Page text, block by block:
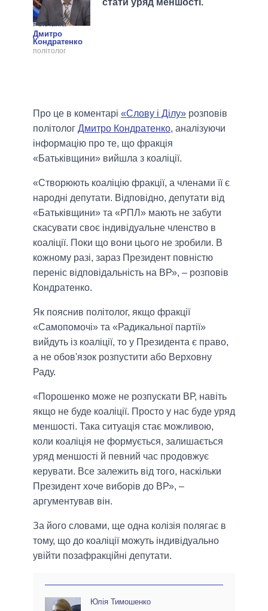
Дмитро
Кондратенко
політолог
Про це в коментарі «Слову і Ділу» розповів
політолог Дмитро Кондратенко, аналізуючи
інформацію про те, що фракція
«Батьківщини» вийшла з коаліції.
«Створюють коаліцію фракції, а членами її є
народні депутати. Відповідно, депутати від
«Батьківщини» та «РПЛ» мають не забути
скасувати своє індивідуальне членство в
коаліції. Поки що вони цього не зробили. В
кожному разі, зараз Президент повністю
переніс відповідальність на ВР», – розповів
Кондратенко.
Як пояснив політолог, якщо фракції
«Самопомочі» та «Радикальної партії»
вийдуть із коаліції, то у Президента є право,
а не обов'язок розпустити або Верховну
Раду.
«Порошенко може не розпускати ВР, навіть
якщо не буде коаліції. Просто у нас буде уряд
меншості. Така ситуація стає можливою,
коли коаліція не формується, залишається
уряд меншості й певний час продовжує
керувати. Все залежить від того, наскільки
Президент хоче виборів до ВР», –
аргументував він.
За його словами, ще одна колізія полягає в
тому, що до коаліції можуть індивідуально
увійти позафракційні депутати.
Юлія Тимошенко